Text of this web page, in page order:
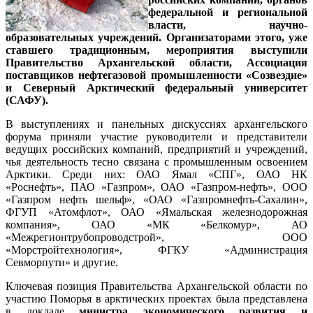
федеральной и региональной
власти, научно-
образовательных учреждений. Организаторами этого, уже
ставшего традиционным, мероприятия выступили
Правительство Архангельской области, Ассоциация
поставщиков нефтегазовой промышленности «Созвездие»
и Северный Арктический федеральный университет
(САФУ).
В выступлениях и панельных дискуссиях архангельского
форума приняли участие руководители и представители
ведущих российских компаний, предприятий и учреждений,
чья деятельность тесно связана с промышленным освоением
Арктики. Среди них: ОАО Ямал «СПГ», ОАО НК
«Роснефть», ПАО «Газпром», ОАО «Газпром-нефть», ООО
«Газпром нефть шельф», «ОАО «Газпромнефть-Сахалин»,
ФГУП «Атомфлот», ОАО «Ямальская железнодорожная
компания», ОАО «МК «Белкомур», АО
«Межрегионтрубопроводстрой», ООО
«Морстройтехнология», ФГКУ «Администрация
Севморпути» и другие.
Ключевая позиция Правительства Архангельской области по
участию Поморья в арктических проектах была представлена